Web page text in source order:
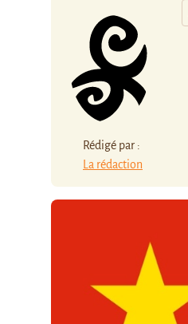
Rédigé par :
La rédaction